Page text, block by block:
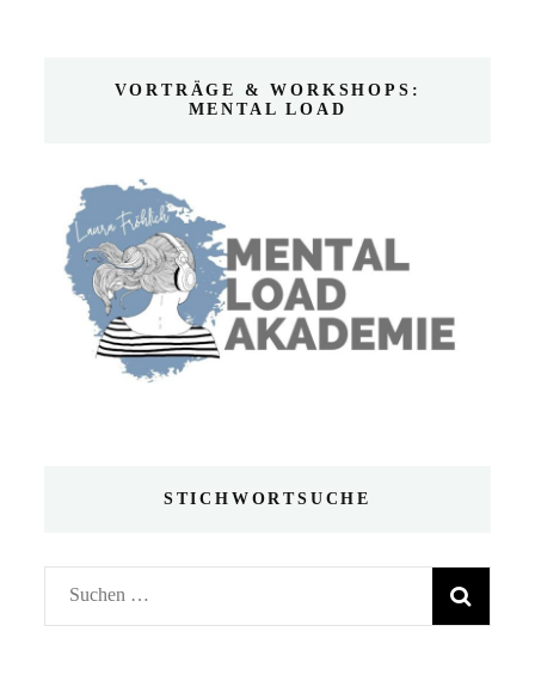
VORTRÄGE & WORKSHOPS:
MENTAL LOAD
STICHWORTSUCHE
Suchen
nach: